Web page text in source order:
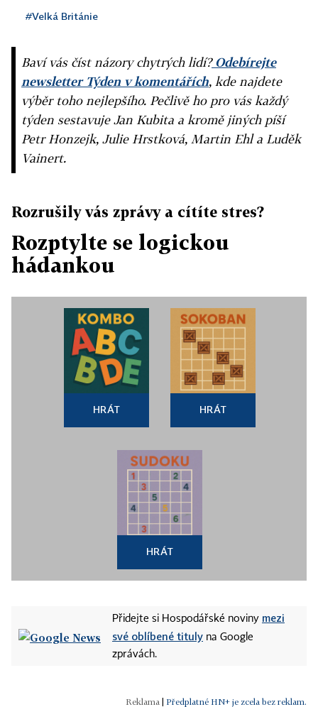
#Velká Británie
Baví vás číst názory chytrých lidí?Odebírejte
newsletter Týden v komentářích, kde najdete
výběr toho nejlepšího. Pečlivě ho pro vás každý
týden sestavuje Jan Kubita a kromě jiných píší
Petr Honzejk, Julie Hrstková, Martin Ehl a Luděk
Vainert.
Rozrušily vás zprávy a cítíte stres?
Rozptylte se logickou
hádankou
HRÁT HRÁT
HRÁT
Přidejte si Hospodářské noviny mezi
své oblíbené tituly na Google
zprávách.
Předplatné HN+ je zcela bez reklam.